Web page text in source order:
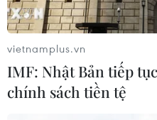
vietnamplus.vn
IMF: Nhật Bản tiếp
chính sách tiền tệ